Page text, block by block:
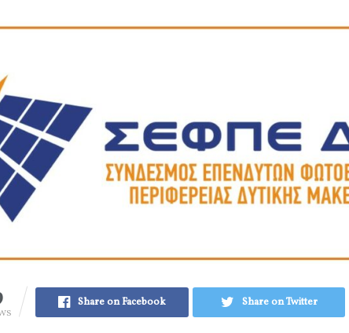
Share on Facebook Share on Twitter